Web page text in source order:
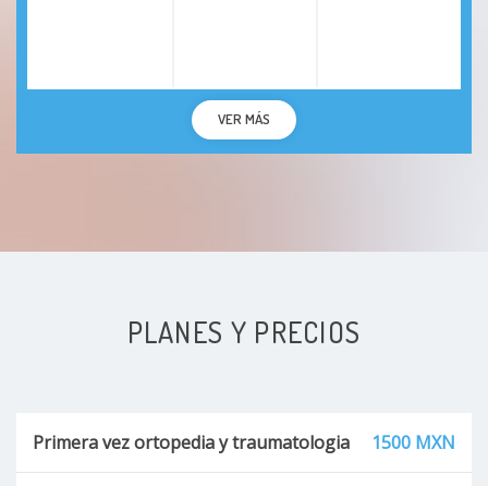
VER MÁS
PLANES Y PRECIOS
Primera vez ortopedia y traumatologia 1500 MXN